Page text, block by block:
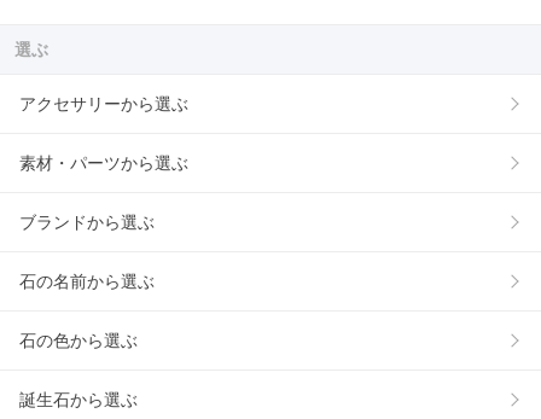
選ぶ
アクセサリーから選ぶ
素材・パーツから選ぶ
ブランドから選ぶ
石の名前から選ぶ
石の色から選ぶ
誕生石から選ぶ